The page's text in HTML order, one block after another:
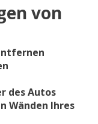
von
des Autos
Wänden Ihres